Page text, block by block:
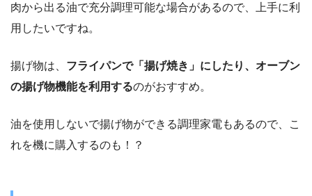
肉から出る油で充分調理可能な場合があるので、上手に利
用したいですね。
揚げ物は、 フライパンで「揚げ焼き」にしたり、オーブン
の揚げ物機能を利用するのがおすすめ。
油を使用しないで揚げ物ができる調理家電もあるので、こ
れを機に購入するのも！？